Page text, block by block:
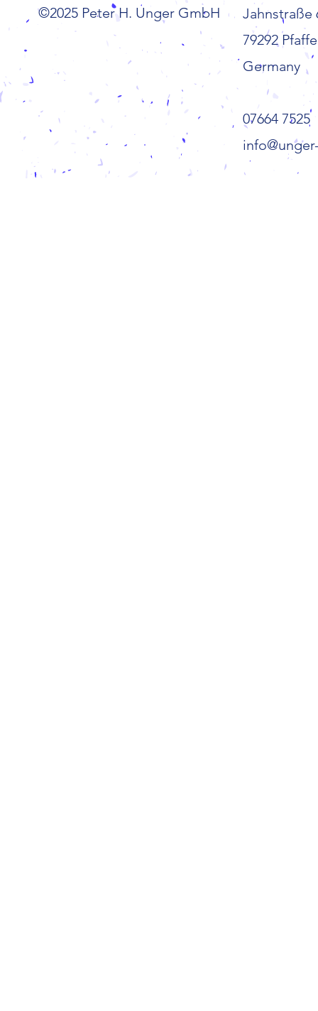
©2025 Peter H. Unger GmbH
Jahnstraße
79292
Germany
07664 7525